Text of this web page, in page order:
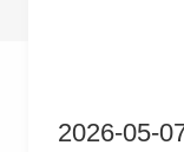
2026-05-